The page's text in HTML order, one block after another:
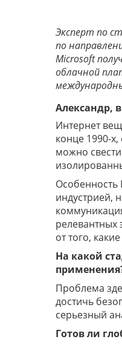
Эксперт по
по
Microsoft
облачной
Александр,
Интернет
конце 1990-
можно
Особенность
индустрией,
релевантных
от того,
На какой
Проблема
достичь
серьезный
Готов ли